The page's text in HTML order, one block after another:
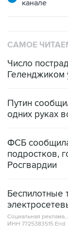
канале
САМОЕ
Число
Геленджиком
Путин
одних руках
ФСБ
подростков,
Росгвардии
Беспилотные
Социальная
ИНН 7725383515 Erid: